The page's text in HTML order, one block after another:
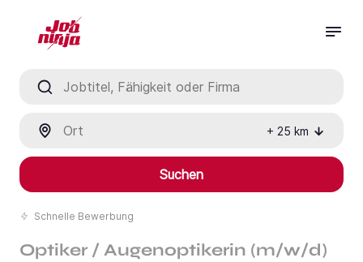
+ 25 km
Suchen
Schnelle Bewerbung
Optiker / Augenoptikerin (m/w/d)